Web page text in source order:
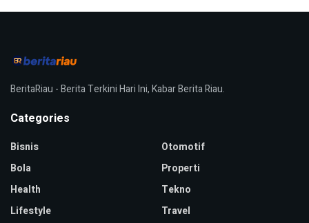
BeritaRiau - Berita Terkini Hari Ini, Kabar Berita Riau.
Categories
Bisnis
Bola
Health
Lifestyle
Otomotif
Properti
Tekno
Travel